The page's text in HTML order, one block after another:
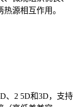
源相互作用。
、2 5D和3D，支持